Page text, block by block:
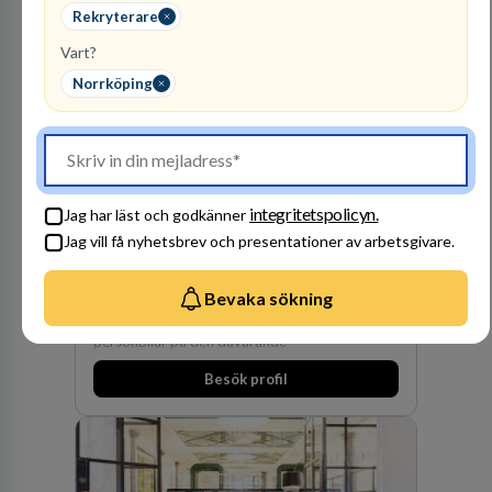
Rekryterare
Vart?
Norrköping
Jag har läst och godkänner integritetspolicyn.
Jag vill få nyhetsbrev och presentationer av arbetsgivare.
Bevaka sökning
företagets viktigaste tillgångar.
Finnvedens
Lastvagnar AB
ÅTERFÖRSÄLJARE
1lediga jobb
Visa jobb
Finnvedens Lastvagnar startades 1997 när man
personbilar på den dåvarande
huvudanläggningen i Värnamo. Sedan dess har
man expanderat kraftigt genom ett antal
den största privata återförsäljaren av Volvo
Lastvagnar och finns representerade på 20
orter i södra Sverige.
Besök profil